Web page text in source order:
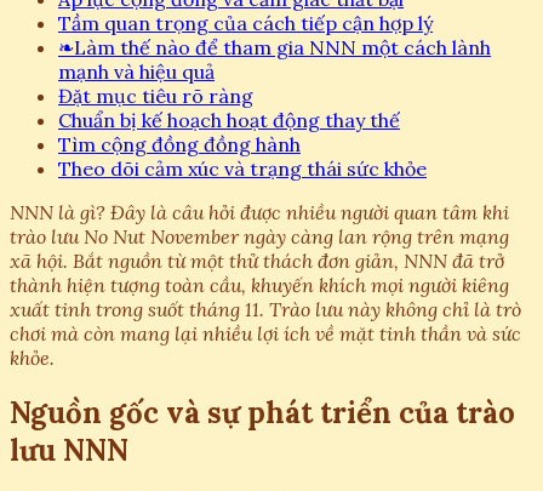
Tầm quan trọng của cách tiếp cận hợp lý
❧Làm thế nào để tham gia NNN một cách lành
mạnh và hiệu quả
Đặt mục tiêu rõ ràng
Chuẩn bị kế hoạch hoạt động thay thế
Tìm cộng đồng đồng hành
Theo dõi cảm xúc và trạng thái sức khỏe
NNN là gì? Đây là câu hỏi được nhiều người quan tâm khi
trào lưu No Nut November ngày càng lan rộng trên mạng
xã hội. Bắt nguồn từ một thử thách đơn giản, NNN đã trở
thành hiện tượng toàn cầu, khuyến khích mọi người kiêng
xuất tinh trong suốt tháng 11. Trào lưu này không chỉ là trò
chơi mà còn mang lại nhiều lợi ích về mặt tinh thần và sức
khỏe.
Nguồn gốc và sự phát triển của trào
lưu NNN